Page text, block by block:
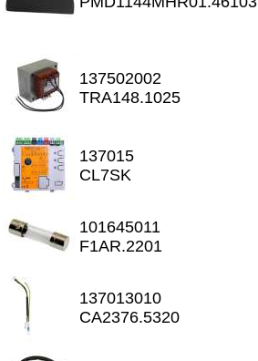
137502002
TRA148.1025
137015
CL7SK
101645011
F1AR.2201
137013010
CA2376.5320